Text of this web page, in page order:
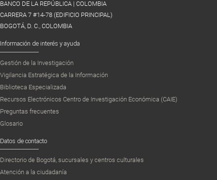
BANCO DE LA REPÚBLICA | COLOMBIA
CARRERA 7 #14-78 (EDIFICIO PRINCIPAL)
BOGOTÁ, D. C., COLOMBIA
Información de interés y ayuda
Gestión de la Investigación
Vigilancia Estratégica de la Información
Biblioteca Especializada
Recursos Electrónicos Centro de Investigación Económica (CAIE)
Preguntas frecuentes
Glosario
Datos de contacto
Directorio de Bogotá, sucursales y centros culturales
Atención a la ciudadanía